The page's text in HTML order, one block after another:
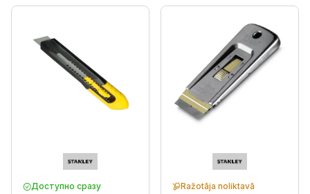
Доступно сразу Ražotāja noliktavā